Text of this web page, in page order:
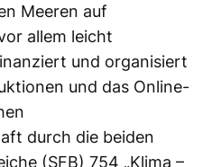
Meeren auf
allem leicht
und organisiert
und das Online-
durch die beiden
(SFB) 754 „Klima –